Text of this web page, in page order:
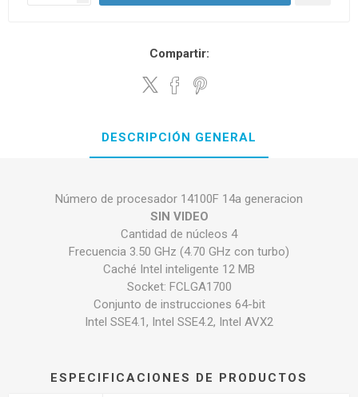
Compartir:
DESCRIPCIÓN GENERAL
Número de procesador 14100F 14a generacion
SIN VIDEO
Cantidad de núcleos 4
Frecuencia 3.50 GHz (4.70 GHz con turbo)
Caché Intel inteligente 12 MB
Socket: FCLGA1700
Conjunto de instrucciones 64-bit
Intel SSE4.1, Intel SSE4.2, Intel AVX2
ESPECIFICACIONES DE PRODUCTOS